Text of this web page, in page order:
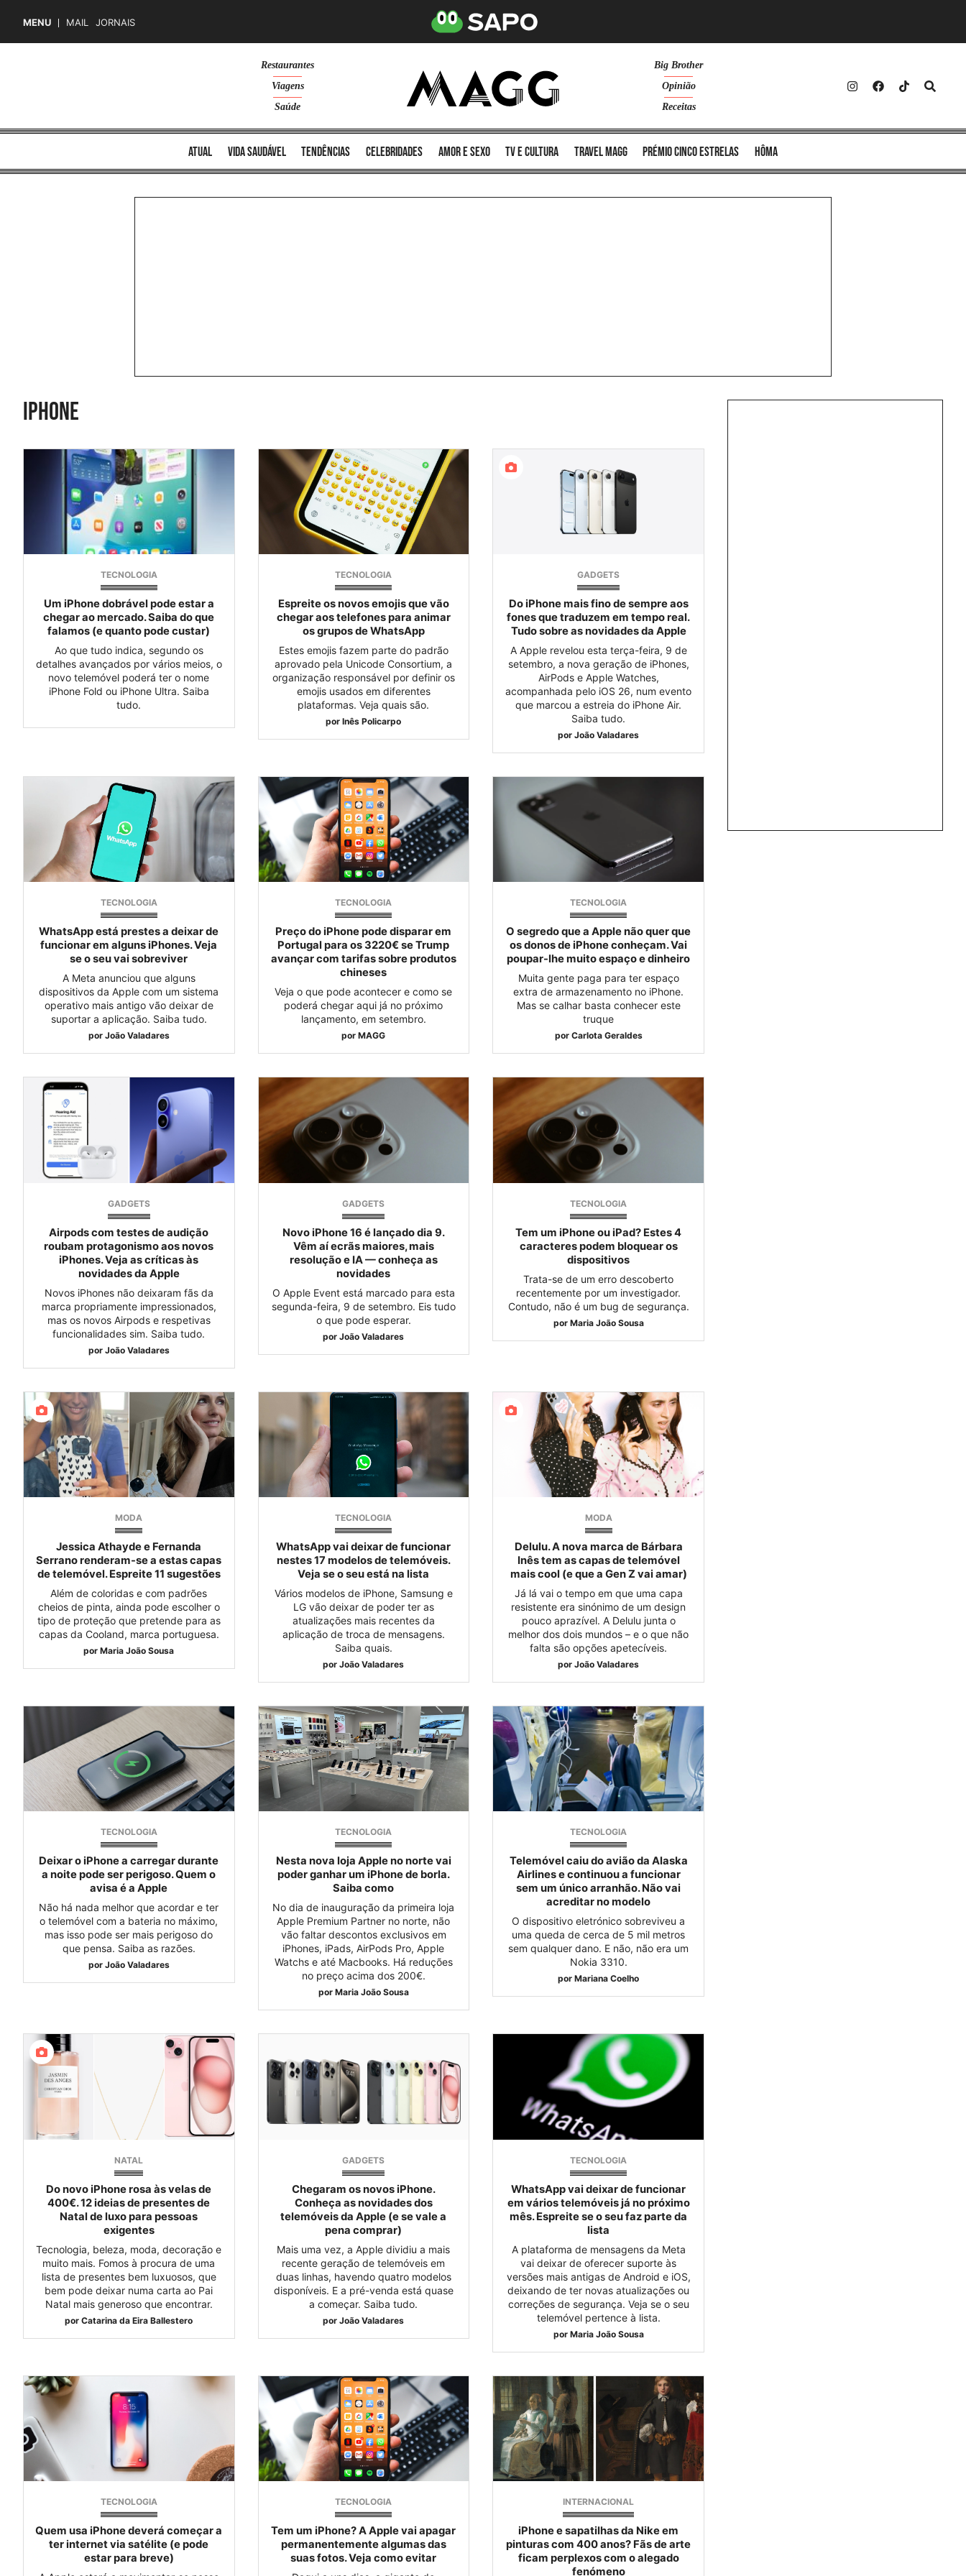
MENU MAIL JORNAIS
Restaurantes
Viagens
Saúde
Big Brother
Opinião
Receitas
atual vida saudável tendências celebridades amor e sexo TV e cultura Travel MAGG Prémio Cinco Estrelas Hôma
iphone
TECNOLOGIA
Um iPhone dobrável pode estar a
chegar ao mercado. Saiba do que
falamos (e quanto pode custar)
Ao que tudo indica, segundo os
detalhes avançados por vários meios, o
novo telemóvel poderá ter o nome
iPhone Fold ou iPhone Ultra. Saiba
tudo.
TECNOLOGIA
Espreite os novos emojis que vão
chegar aos telefones para animar
os grupos de WhatsApp
Estes emojis fazem parte do padrão
aprovado pela Unicode Consortium, a
organização responsável por definir os
emojis usados em diferentes
plataformas. Veja quais são.
por Inês Policarpo
GADGETS
Do iPhone mais fino de sempre aos
fones que traduzem em tempo real.
Tudo sobre as novidades da Apple
A Apple revelou esta terça-feira, 9 de
setembro, a nova geração de iPhones,
AirPods e Apple Watches,
acompanhada pelo iOS 26, num evento
que marcou a estreia do iPhone Air.
Saiba tudo.
por João Valadares
TECNOLOGIA
WhatsApp está prestes a deixar de
funcionar em alguns iPhones. Veja
se o seu vai sobreviver
A Meta anunciou que alguns
dispositivos da Apple com um sistema
operativo mais antigo vão deixar de
suportar a aplicação. Saiba tudo.
por João Valadares
TECNOLOGIA
Preço do iPhone pode disparar em
Portugal para os 3220€ se Trump
avançar com tarifas sobre produtos
chineses
Veja o que pode acontecer e como se
poderá chegar aqui já no próximo
lançamento, em setembro.
por MAGG
TECNOLOGIA
O segredo que a Apple não quer que
os donos de iPhone conheçam. Vai
poupar-lhe muito espaço e dinheiro
Muita gente paga para ter espaço
extra de armazenamento no iPhone.
Mas se calhar basta conhecer este
truque
por Carlota Geraldes
GADGETS
Airpods com testes de audição
roubam protagonismo aos novos
iPhones. Veja as críticas às
novidades da Apple
Novos iPhones não deixaram fãs da
marca propriamente impressionados,
mas os novos Airpods e respetivas
funcionalidades sim. Saiba tudo.
por João Valadares
GADGETS
Novo iPhone 16 é lançado dia 9.
Vêm aí ecrãs maiores, mais
resolução e IA — conheça as
novidades
O Apple Event está marcado para esta
segunda-feira, 9 de setembro. Eis tudo
o que pode esperar.
por João Valadares
TECNOLOGIA
Tem um iPhone ou iPad? Estes 4
caracteres podem bloquear os
dispositivos
Trata-se de um erro descoberto
recentemente por um investigador.
Contudo, não é um bug de segurança.
por Maria João Sousa
MODA
Jessica Athayde e Fernanda
Serrano renderam-se a estas capas
de telemóvel. Espreite 11 sugestões
Além de coloridas e com padrões
cheios de pinta, ainda pode escolher o
tipo de proteção que pretende para as
capas da Cooland, marca portuguesa.
por Maria João Sousa
TECNOLOGIA
WhatsApp vai deixar de funcionar
nestes 17 modelos de telemóveis.
Veja se o seu está na lista
Vários modelos de iPhone, Samsung e
LG vão deixar de poder ter as
atualizações mais recentes da
aplicação de troca de mensagens.
Saiba quais.
por João Valadares
MODA
Delulu. A nova marca de Bárbara
Inês tem as capas de telemóvel
mais cool (e que a Gen Z vai amar)
Já lá vai o tempo em que uma capa
resistente era sinónimo de um design
pouco aprazível. A Delulu junta o
melhor dos dois mundos – e o que não
falta são opções apetecíveis.
por João Valadares
TECNOLOGIA
Deixar o iPhone a carregar durante
a noite pode ser perigoso. Quem o
avisa é a Apple
Não há nada melhor que acordar e ter
o telemóvel com a bateria no máximo,
mas isso pode ser mais perigoso do
que pensa. Saiba as razões.
por João Valadares
TECNOLOGIA
Nesta nova loja Apple no norte vai
poder ganhar um iPhone de borla.
Saiba como
No dia de inauguração da primeira loja
Apple Premium Partner no norte, não
vão faltar descontos exclusivos em
iPhones, iPads, AirPods Pro, Apple
Watchs e até Macbooks. Há reduções
no preço acima dos 200€.
por Maria João Sousa
TECNOLOGIA
Telemóvel caiu do avião da Alaska
Airlines e continuou a funcionar
sem um único arranhão. Não vai
acreditar no modelo
O dispositivo eletrónico sobreviveu a
uma queda de cerca de 5 mil metros
sem qualquer dano. E não, não era um
Nokia 3310.
por Mariana Coelho
NATAL
Do novo iPhone rosa às velas de
400€. 12 ideias de presentes de
Natal de luxo para pessoas
exigentes
Tecnologia, beleza, moda, decoração e
muito mais. Fomos à procura de uma
lista de presentes bem luxuosos, que
bem pode deixar numa carta ao Pai
Natal mais generoso que encontrar.
por Catarina da Eira Ballestero
GADGETS
Chegaram os novos iPhone.
Conheça as novidades dos
telemóveis da Apple (e se vale a
pena comprar)
Mais uma vez, a Apple dividiu a mais
recente geração de telemóveis em
duas linhas, havendo quatro modelos
disponíveis. E a pré-venda está quase
a começar. Saiba tudo.
por João Valadares
TECNOLOGIA
WhatsApp vai deixar de funcionar
em vários telemóveis já no próximo
mês. Espreite se o seu faz parte da
lista
A plataforma de mensagens da Meta
vai deixar de oferecer suporte às
versões mais antigas de Android e iOS,
deixando de ter novas atualizações ou
correções de segurança. Veja se o seu
telemóvel pertence à lista.
por Maria João Sousa
TECNOLOGIA
Quem usa iPhone deverá começar a
ter internet via satélite (e pode
estar para breve)
TECNOLOGIA
Tem um iPhone? A Apple vai apagar
permanentemente algumas das
suas fotos. Veja como evitar
INTERNACIONAL
iPhone e sapatilhas da Nike em
pinturas com 400 anos? Fãs de arte
ficam perplexos com o alegado
fenómeno